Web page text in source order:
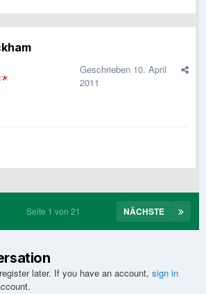
Geschrieben 10. April
2011
NÄCHSTE
Seite 1 von 21
later. If you have an account, sign in